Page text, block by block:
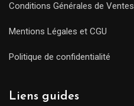
Conditions Générales de Ventes
Mentions Légales et CGU
Politique de confidentialité
Liens guides